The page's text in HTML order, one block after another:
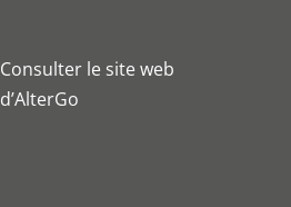
Consulter le site web
d’AlterGo